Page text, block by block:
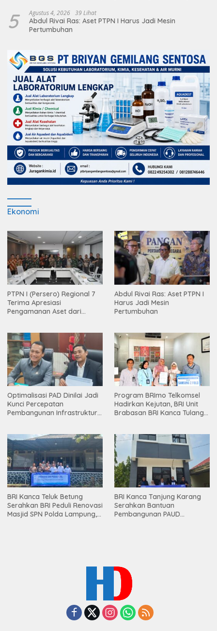
5 Agustus 4, 2026 39 Lihat
Abdul Rivai Ras: Aset PTPN I Harus Jadi Mesin
Pertumbuhan
Ekonomi
PTPN I (Persero) Regional 7
Terima Apresiasi
Pengamanan Aset dari
Abdul Rivai Ras: Aset PTPN I
Harus Jadi Mesin
Pertumbuhan
Optimalisasi PAD Dinilai Jadi
Kunci Percepatan
Pembangunan Infrastruktur
Program BRImo Telkomsel
Hadirkan Kejutan, BRI Unit
Brabasan BRI Kanca Tulang
Mesuji
BRI Kanca Teluk Betung
Serahkan BRI Peduli Renovasi
Masjid SPN Polda Lampung,
BRI Kanca Tanjung Karang
Serahkan Bantuan
Pembangunan PAUD